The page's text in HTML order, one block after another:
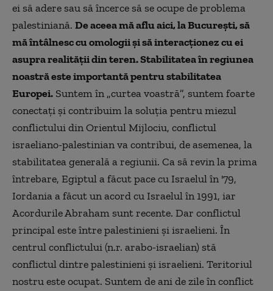
ei să adere sau să încerce să se ocupe de problema
palestiniană. De aceea mă aflu aici, la București, să
mă întâlnesc cu omologii și să interacționez cu ei
asupra realității din teren. Stabilitatea în regiunea
noastră este importantă pentru stabilitatea
Europei. Suntem în „curtea voastră”, suntem foarte
conectaţi şi contribuim la soluţia pentru miezul
conflictului din Orientul Mijlociu, conflictul
israeliano-palestinian va contribui, de asemenea, la
stabilitatea generală a regiunii. Ca să revin la prima
întrebare, Egiptul a făcut pace cu Israelul în '79,
Iordania a făcut un acord cu Israelul în 1991, iar
Acordurile Abraham sunt recente. Dar conflictul
principal este între palestinieni și israelieni. În
centrul conflictului (n.r. arabo-israelian) stă
conflictul dintre palestinieni și israelieni. Teritoriul
nostru este ocupat. Suntem de ani de zile în conflict